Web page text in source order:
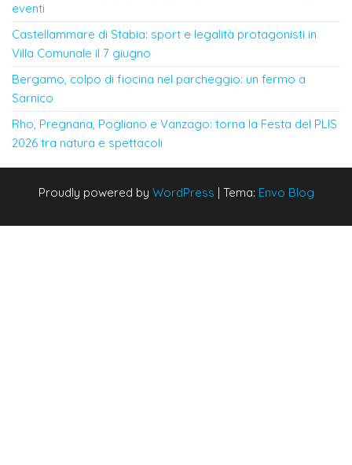
eventi
Castellammare di Stabia: sport e legalità protagonisti in
Villa Comunale il 7 giugno
Bergamo, colpo di fiocina nel parcheggio: un fermo a
Sarnico
Rho, Pregnana, Pogliano e Vanzago: torna la Festa del PLIS
2026 tra natura e spettacoli
Proudly powered by WordPress | Tema: Envo Blog